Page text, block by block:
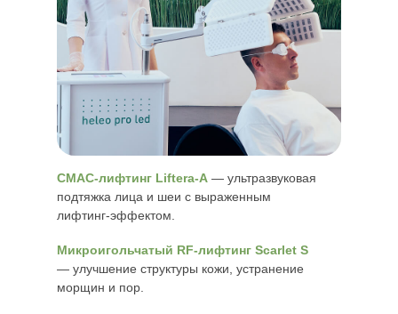
СМАС-лифтинг Liftera-A — ультразвуковая
подтяжка лица и шеи с выраженным
лифтинг-эффектом.
Микроигольчатый RF-лифтинг Scarlet S
— улучшение структуры кожи, устранение
морщин и пор.